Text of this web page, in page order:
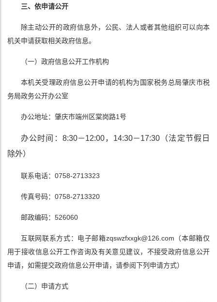
三、依申请公开
除主动公开的政府信息外，公民、法人或者其他组织可以向本
机关申请获取相关政府信息。
（一）政府信息公开工作机构
本机关受理政府信息公开申请的机构为国家税务总局肇庆市税
务局政务公开办公室
办公地址：肇庆市端州区棠岗路1号
办公时间：8:30－12:00，14:30－17:30（法定节假日
除外）
联系电话：0758-2713323
传真号码：0758-2713320
邮政编码：526060
互联网联系方式：电子邮箱zqswzfxxgk@126.com（本邮箱仅
用于接收信息公开工作咨询及有关意见建议，不接受政府信息公开
申请，如需提交政府信息公开申请，请参阅下列申请方式）
（二）申请方式